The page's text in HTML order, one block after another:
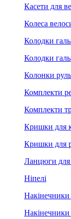
Касети для
Колеса
Колодки
Колодки
Колонки
Комплекти
Комплекти
Кришки для
Кришки для
Ланцюги для
Ніпелі
Накінечники
Накінечники